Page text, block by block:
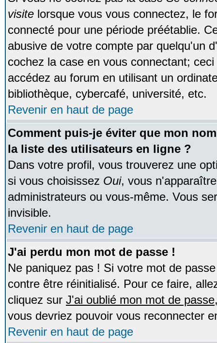
visite lorsque vous vous connectez, le
connecté pour une période préétablie.
abusive de votre compte par quelqu'un
cochez la case en vous connectant;
accédez au forum en utilisant un
bibliothèque, cybercafé, université, etc.
Revenir en haut de page
Comment puis-je éviter que mon
la liste des utilisateurs en ligne ?
Dans votre profil, vous trouverez une
si vous choisissez Oui, vous
administrateurs ou vous-même. Vous
invisible.
Revenir en haut de page
J'ai perdu mon mot de passe !
Ne paniquez pas ! Si votre mot de
contre être réinitialisé. Pour ce faire,
cliquez sur J'ai oublié mon mot de passe
vous devriez pouvoir vous reconnecter
Revenir en haut de page